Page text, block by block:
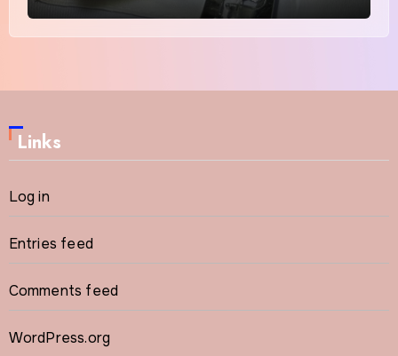
Links
Log in
Entries feed
Comments feed
WordPress.org